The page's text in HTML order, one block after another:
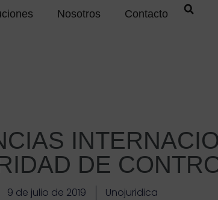
Nosotros Contacto
DE
9 de julio de 2019 Unojuridica